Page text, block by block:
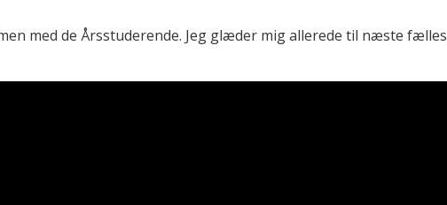
med de Årsstuderende. Jeg glæder mig allerede til næste fælles